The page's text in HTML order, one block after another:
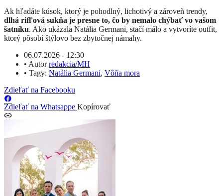
Ak hľadáte kúsok, ktorý je pohodlný, lichotivý a zároveň trendy,
dlhá rifľová sukňa je presne to, čo by nemalo chýbať vo vašom
šatníku. Ako ukázala Natália Germani, stačí málo a vytvoríte outfit,
ktorý pôsobí štýlovo bez zbytočnej námahy.
06.07.2026 - 12:30
• Autorredakcia/MH
• Tagy: Natália Germani, Vôňa mora
Zdieľať na Facebooku
Zdieľať na Whatsappe Kopírovať